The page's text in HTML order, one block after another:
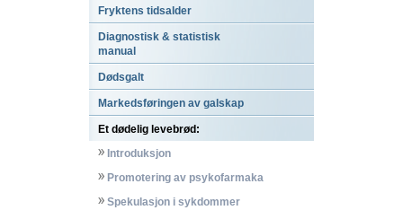
Fryktens tidsalder
Diagnostisk & statistisk
manual
Dødsgalt
Markedsføringen av galskap
Et dødelig levebrød:
Introduksjon
Promotering av psykofarmaka
Spekulasjon i sykdommer